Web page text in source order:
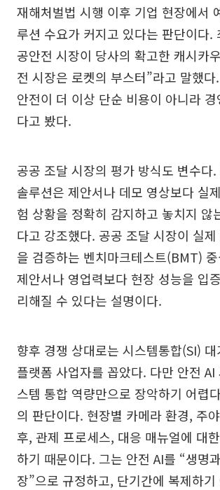
재해처벌법 시행 이후 기업 현장에서
루션 수요가 커지고 있다는 판단이다.
공안전 시장이 당사의 확고한 캐시카
전 시장은 로켓의 부스터”라고 말했다
안전이 더 이상 단순 비용이 아니라
다고 봤다.
공공 조달 시장의 평가 방식도 변수다
솔루션은 제안서나 데모 영상보다 실
험 상황을 정확히 감지하고 놓치지 않
다고 강조했다. 공공 조달 시장이 실
을 검증하는 벤치마크테스트(BMT)
제안서나 영업력보다 현장 성능을 입
리해질 수 있다는 설명이다.
향후 경쟁 상대로는 시스템통합(SI) 대
플랫폼 사업자를 꼽았다. 다만 안전 AI
스템 통합 역량만으로 장악하기 어렵
의 판단이다. 현장별 카메라 환경, 주
후, 관제 프로세스, 대응 매뉴얼에 대
하기 때문이다. 그는 안전 AI를 “생명
장”으로 규정하고, 단기간에 복제하